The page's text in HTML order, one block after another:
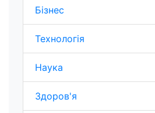
Бізнес
Технологія
Наука
Здоров'я